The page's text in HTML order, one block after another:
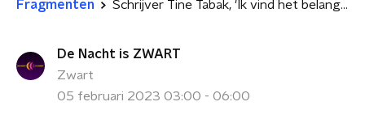
Fragmenten Schrijver Tine Tabak, 'Ik vind het belangrijk dat de personages die je ziet gewoon mensen zijn'
De Nacht is ZWART
Zwart
05 februari 2023 03:00 - 06:00